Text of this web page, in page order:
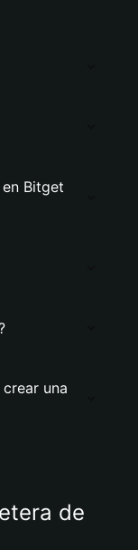
Bitget
una
de